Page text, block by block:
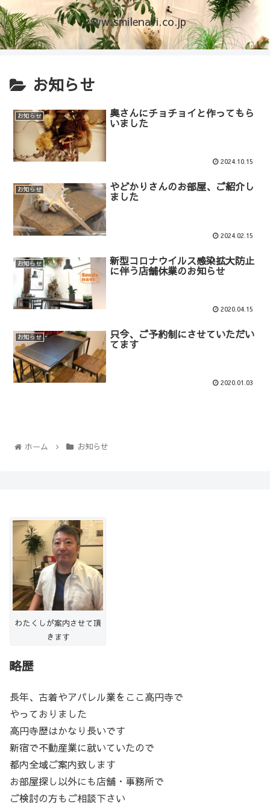
www.smilenavi.co.jp
お知らせ
お知らせ 奥さんにチョチョイと作ってもら
いました
2024.10.15
お知らせ やどかりさんのお部屋、ご紹介し
ました
2024.02.15
お知らせ 新型コロナウイルス感染拡大防止
に伴う店舗休業のお知らせ
2020.04.15
お知らせ 只今、ご予約制にさせていただい
てます
2020.01.03
ホーム お知らせ
わたくしが案内させて頂
きます
略歴
長年、古着やアパレル業をここ高円寺で
やっておりました
高円寺歴はかなり長いです
新宿で不動産業に就いていたので
都内全域ご案内致します
お部屋探し以外にも店舗・事務所で
ご検討の方もご相談下さい